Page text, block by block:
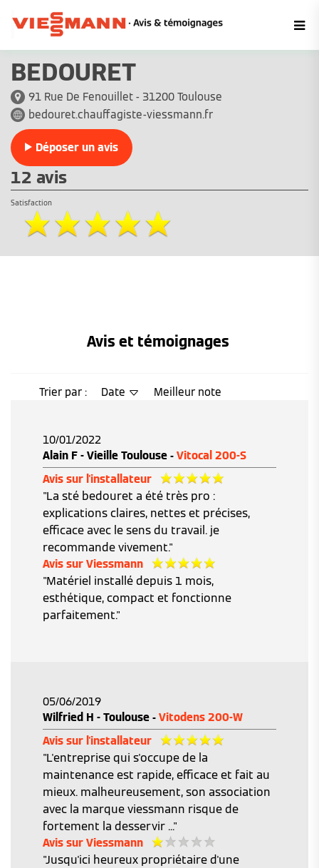
BEDOURET
91 Rue De Fenouillet - 31200 Toulouse
bedouret.chauffagiste-viessmann.fr
Déposer un avis
12 avis
Satisfaction
Avis et témoignages
Trier par : Date Meilleur note
10/01/2022
Alain F - Vieille Toulouse - Vitocal 200-S
Avis sur l'installateur
"La sté bedouret a été très pro :
explications claires, nettes et précises,
efficace avec le sens du travail. je
recommande vivement."
Avis sur Viessmann
"Matériel installé depuis 1 mois,
esthétique, compact et fonctionne
parfaitement."
05/06/2019
Wilfried H - Toulouse - Vitodens 200-W
Avis sur l'installateur
"L'entreprise qui s'occupe de la
maintenance est rapide, efficace et fait au
mieux. malheureusement, son association
avec la marque viessmann risque de
fortement la desservir ..."
Avis sur Viessmann
"Jusqu'ici heureux propriétaire d'une